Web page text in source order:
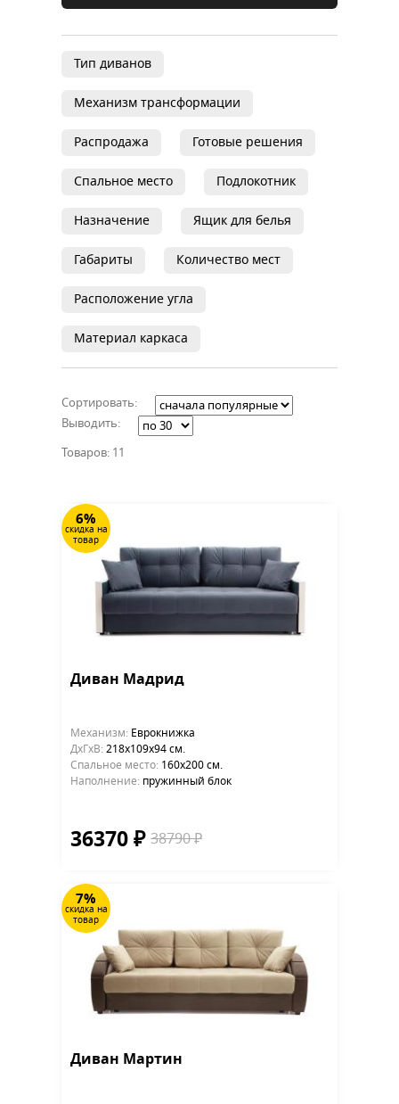
Тип диванов
Механизм трансформации
Распродажа Готовые решения
Спальное место Подлокотник
Назначение Ящик для белья
Габариты Количество мест
Расположение угла
Материал каркаса
Сортировать:
Выводить:
Товаров: 11
6%
скидка на
товар
Диван Мадрид
Механизм: Еврокнижка
ДхГхВ: 218х109x94 см.
Cпальное место: 160х200 см.
Наполнение: пружинный блок
36370 ₽ 38790 ₽
7%
скидка на
товар
Диван Мартин